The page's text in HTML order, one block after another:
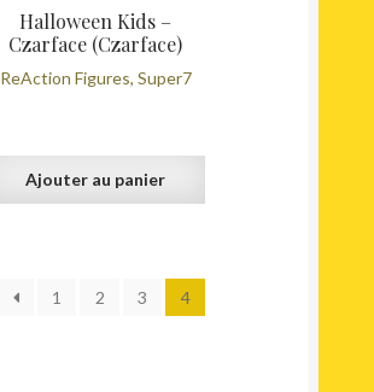
Halloween Kids –
Czarface (Czarface)
ReAction Figures, Super7
Ajouter au panier
1 2 3 4